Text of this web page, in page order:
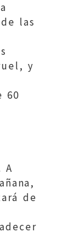
las
y
60
A
de